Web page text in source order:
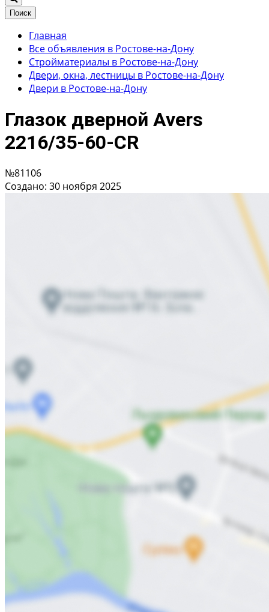
Поиск
Главная
Все объявления в Ростове-на-Дону
Стройматериалы в Ростове-на-Дону
Двери, окна, лестницы в Ростове-на-Дону
Двери в Ростове-на-Дону
Глазок дверной Avers
2216/35-60-CR
№81106
Создано: 30 ноября 2025